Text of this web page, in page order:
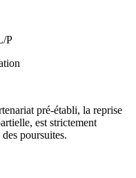
P
pré-établi, la reprise
est strictement
poursuites.